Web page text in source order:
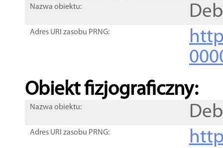
Nazwa obiektu:
Adres URI zasobu PRNG:
Obiekt fizjograficzny:
Nazwa obiektu:
Adres URI zasobu PRNG: